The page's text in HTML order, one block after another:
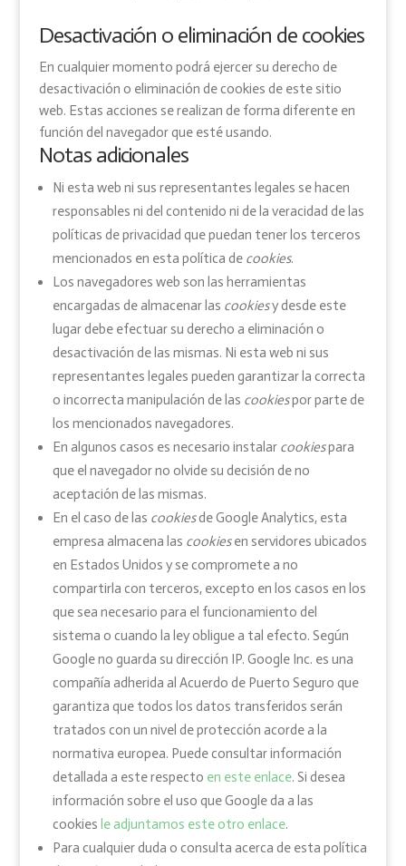
Desactivación o eliminación de cookies
En cualquier momento podrá ejercer su derecho de
desactivación o eliminación de cookies de este sitio
web. Estas acciones se realizan de forma diferente en
función del navegador que esté usando.
Notas adicionales
Ni esta web ni sus representantes legales se hacen
responsables ni del contenido ni de la veracidad de las
políticas de privacidad que puedan tener los terceros
mencionados en esta política de cookies.
Los navegadores web son las herramientas
encargadas de almacenar las cookiesy desde este
lugar debe efectuar su derecho a eliminación o
desactivación de las mismas. Ni esta web ni sus
representantes legales pueden garantizar la correcta
o incorrecta manipulación de las cookiespor parte de
los mencionados navegadores.
En algunos casos es necesario instalar cookiespara
que el navegador no olvide su decisión de no
aceptación de las mismas.
En el caso de las cookiesde Google Analytics, esta
empresa almacena las cookiesen servidores ubicados
en Estados Unidos y se compromete a no
compartirla con terceros, excepto en los casos en los
que sea necesario para el funcionamiento del
sistema o cuando la ley obligue a tal efecto. Según
Google no guarda su dirección IP. Google Inc. es una
compañía adherida al Acuerdo de Puerto Seguro que
garantiza que todos los datos transferidos serán
tratados con un nivel de protección acorde a la
normativa europea. Puede consultar información
detallada a este respecto en este enlace. Si desea
información sobre el uso que Google da a las
cookies le adjuntamos este otro enlace.
Para cualquier duda o consulta acerca de esta política